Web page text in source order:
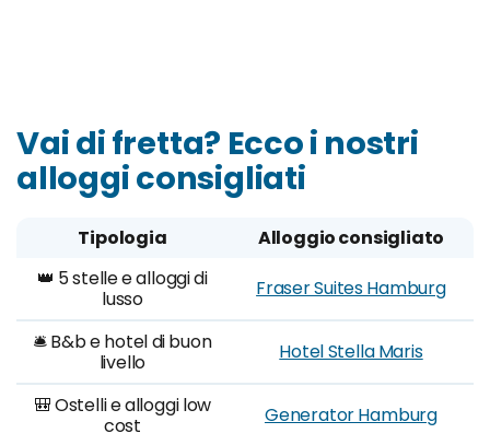
Vai di fretta? Ecco i nostri
alloggi consigliati
Tipologia
Alloggio consigliato
👑 5 stelle e alloggi di
lusso
Fraser Suites Hamburg
🛎️ B&b e hotel di buon
livello
Hotel Stella Maris
🎒 Ostelli e alloggi low
cost
Generator Hamburg